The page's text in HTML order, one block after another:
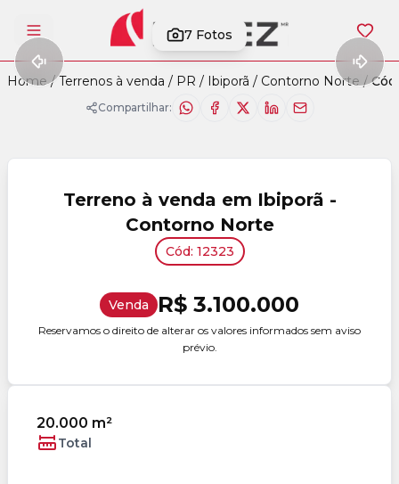
Abrir menu 7 Fotos
Home / Terrenos à venda / PR / Ibiporã / Contorno Norte /
Compartilhar:
Terreno à venda em Ibiporã -
Contorno Norte
Cód: 12323
Venda R$ 3.100.000
Reservamos o direito de alterar os valores informados sem aviso
prévio.
20.000 m²
Total